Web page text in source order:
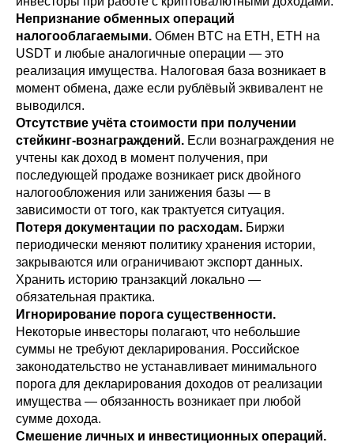
Непризнание обменных операций
налогооблагаемыми. Обмен BTC на ETH, ETH на
USDT и любые аналогичные операции — это
реализация имущества. Налоговая база возникает в
момент обмена, даже если рублёвый эквивалент не
выводился.
Отсутствие учёта стоимости при получении
стейкинг-вознаграждений. Если вознаграждения не
учтены как доход в момент получения, при
последующей продаже возникает риск двойного
налогообложения или занижения базы — в
зависимости от того, как трактуется ситуация.
Потеря документации по расходам. Биржи
периодически меняют политику хранения истории,
закрываются или ограничивают экспорт данных.
Хранить историю транзакций локально —
обязательная практика.
Игнорирование порога существенности.
Некоторые инвесторы полагают, что небольшие
суммы не требуют декларирования. Российское
законодательство не устанавливает минимального
порога для декларирования доходов от реализации
имущества — обязанность возникает при любой
сумме дохода.
Смешение личных и инвестиционных операций.